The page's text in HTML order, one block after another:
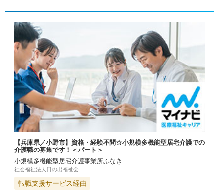
【兵庫県／小野市】資格・経験不問☆小規模多機能型居宅介護での
介護職の募集です！＜パート＞
小規模多機能型居宅介護事業所ふなき
社会福祉法人日の出福祉会
転職支援サービス経由